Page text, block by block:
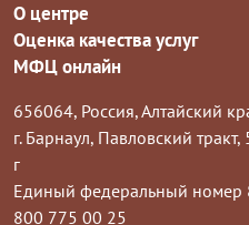
О центре
Оценка качества услуг
МФЦ онлайн
656064, Россия, Алтайский
г. Барнаул, Павловский тракт,
г
Единый федеральный номер
800 775 00 25